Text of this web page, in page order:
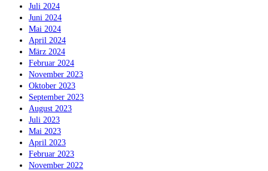
Juli 2024
Juni 2024
Mai 2024
April 2024
März 2024
Februar 2024
November 2023
Oktober 2023
September 2023
August 2023
Juli 2023
Mai 2023
April 2023
Februar 2023
November 2022